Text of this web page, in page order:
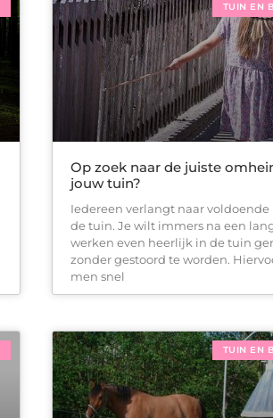
TUIN EN
Op zoek naar de juiste
jouw tuin?
Iedereen verlangt naar voldoende
de tuin. Je wilt immers na een
werken even heerlijk in de tuin
zonder gestoord te worden.
men snel
TUIN EN